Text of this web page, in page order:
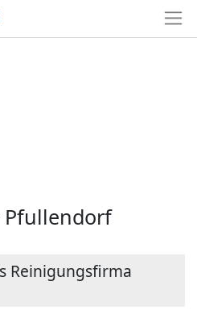
Pfullendorf
Reinigungsfirma